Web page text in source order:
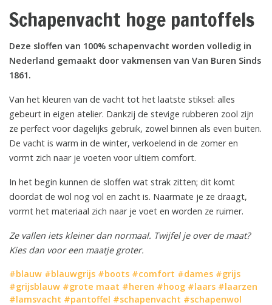
Schapenvacht hoge pantoffels
Deze sloffen van 100% schapenvacht worden volledig in
Nederland gemaakt door vakmensen van Van Buren Sinds
1861.
Van het kleuren van de vacht tot het laatste stiksel: alles
gebeurt in eigen atelier. Dankzij de stevige rubberen zool zijn
ze perfect voor dagelijks gebruik, zowel binnen als even buiten.
De vacht is warm in de winter, verkoelend in de zomer en
vormt zich naar je voeten voor ultiem comfort.
In het begin kunnen de sloffen wat strak zitten; dit komt
doordat de wol nog vol en zacht is. Naarmate je ze draagt,
vormt het materiaal zich naar je voet en worden ze ruimer.
Ze vallen iets kleiner dan normaal. Twijfel je over de maat?
Kies dan voor een maatje groter.
#blauw #blauwgrijs #boots #comfort #dames #grijs
#grijsblauw #grote maat #heren #hoog #laars #laarzen
#lamsvacht #pantoffel #schapenvacht #schapenwol